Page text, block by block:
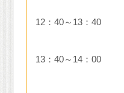
12：40～13：40
13：40～14：00